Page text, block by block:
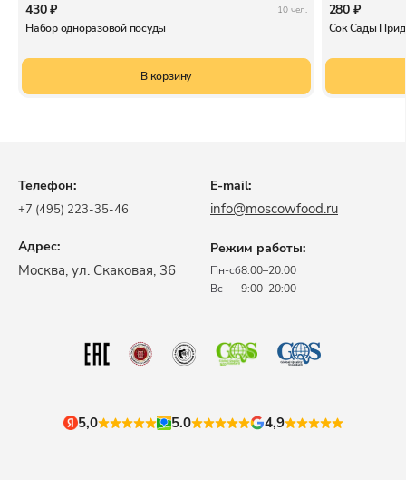
430 ₽ 10 чел.
Набор одноразовой посуды
В корзину
280 ₽
Сок Сады
Телефон:
+7 (495) 223-35-46
E-mail:
info@moscowfood.ru
Адрес:
​Москва, ул. Скаковая, 36​
Режим работы:
Пн-сб
Вс
8:00–20:00
9:00–20:00
5,0 5.0 4,9